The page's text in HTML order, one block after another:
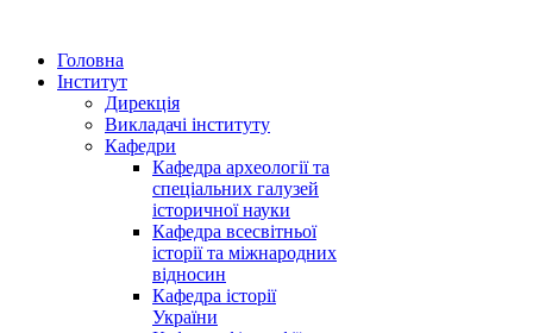
Головна
Інститут
Дирекція
Викладачі інституту
Кафедри
Кафедра археології та
спеціальних галузей
історичної науки
Кафедра всесвітньої
історії та міжнародних
відносин
Кафедра історії
України